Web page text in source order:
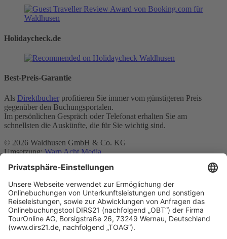
Holidaycheck.de
Best-Preis-Garantie
Als Direktbucher profitieren Sie immer vom günstigeren Preis
gegenüber den Buchungsportalen.
Im persönlichen Gespräch oder Telefonat erhalten Sie am
schnellsten die Auskünfte, die für Sie wichtig sind.
© 2026 Waldhusen GmbH & Co. KG
Umsetzung:Warp Acht Media
HotelHotel
ZimmerZimmer
Online buchenOnline buchen
Anfahrt
ApartmentsApartments
StudioApartment Studio